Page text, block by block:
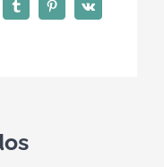
TumblrPinterest
Vk